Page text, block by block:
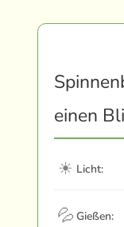
einen
☀ Licht:
💦 Gießen: